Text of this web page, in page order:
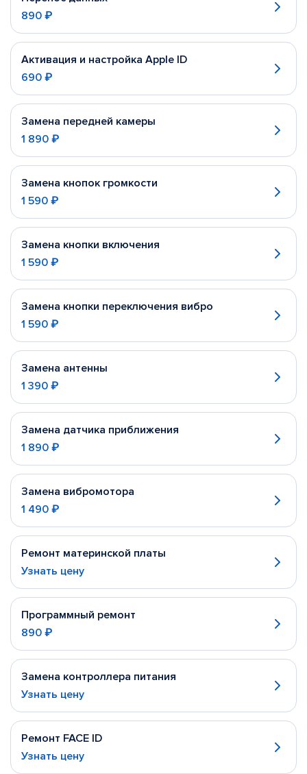
890 ₽
Активация и настройка Apple ID
690 ₽
Замена передней камеры
1 890 ₽
Замена кнопок громкости
1 590 ₽
Замена кнопки включения
1 590 ₽
Замена кнопки переключения вибро
1 590 ₽
Замена антенны
1 390 ₽
Замена датчика приближения
1 890 ₽
Замена вибромотора
1 490 ₽
Ремонт материнской платы
Узнать цену
Программный ремонт
890 ₽
Замена контроллера питания
Узнать цену
Ремонт FACE ID
Узнать цену